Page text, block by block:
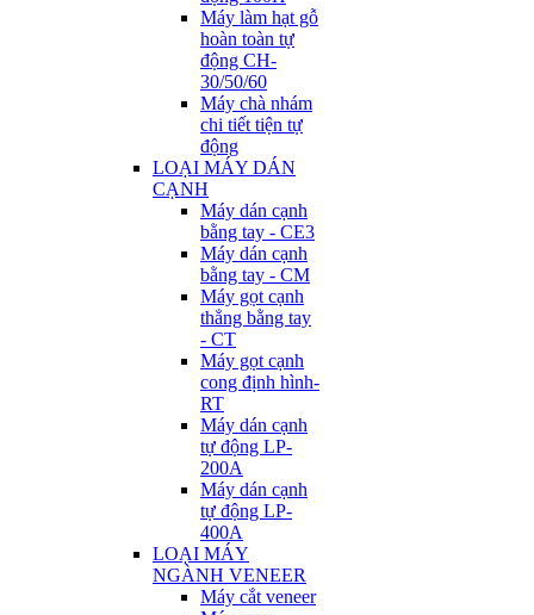
Máy làm hạt gỗ
hoàn toàn tự
động CH-
30/50/60
Máy chà nhám
chi tiết tiện tự
động
LOẠI MÁY DÁN
CẠNH
Máy dán cạnh
bằng tay - CE3
Máy dán cạnh
bằng tay - CM
Máy gọt cạnh
thẳng bằng tay
- CT
Máy gọt cạnh
cong định hình-
RT
Máy dán cạnh
tự động LP-
200A
Máy dán cạnh
tự động LP-
400A
LOẠI MÁY
NGÀNH VENEER
Máy cắt veneer